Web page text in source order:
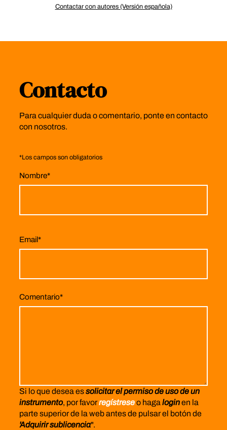
Contactar con autores (Versión española)
Contacto
Para cualquier duda o comentario, ponte en contacto
con nosotros.
*Los campos son obligatorios
Nombre*
Email*
Comentario*
Si lo que desea essolicitar el permiso de uso de un
instrumento, por favorregístreseo haga loginen la
parte superior de la web antes de pulsar el botón de
'Adquirir sublicencia".